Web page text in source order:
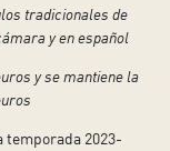
tradicionales de
y en español
y se mantiene la
temporada 2023-